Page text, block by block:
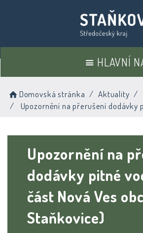
HLAVNÍ
Domovská stránka Aktuality
Upozornění na přerušení dodávky
Upozornění na
dodávky pitné
část Nová Ves
Staňkovice)